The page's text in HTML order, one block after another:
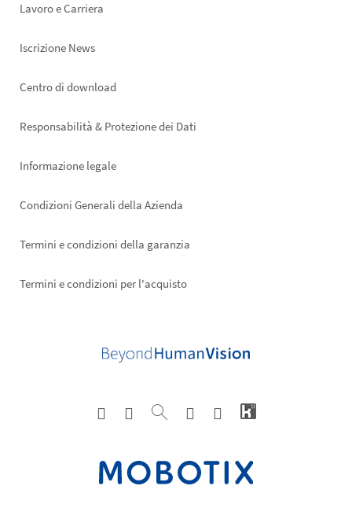
Lavoro e Carriera
Iscrizione News
Footer
Centro di download
Responsabilità & Protezione dei Dati
Informazione legale
Condizioni Generali della Azienda
Termini e condizioni della garanzia
Termini e condizioni per l'acquisto